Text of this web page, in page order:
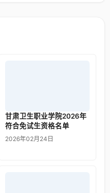
甘肃卫生职业学院2026年
符合免试生资格名单
2026年02月24日